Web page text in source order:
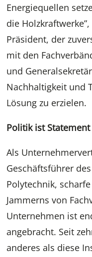
Energiequellen
die
Präsident, der
mit den
und
Nachhaltigkeit und
Lösung zu erzielen.
Politik ist
Als
Geschäftsführer
Polytechnik,
Jammerns von
Unternehmen ist
angebracht. Seit
anderes als diese